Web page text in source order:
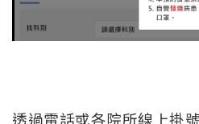
透過電話或各院所線上掛